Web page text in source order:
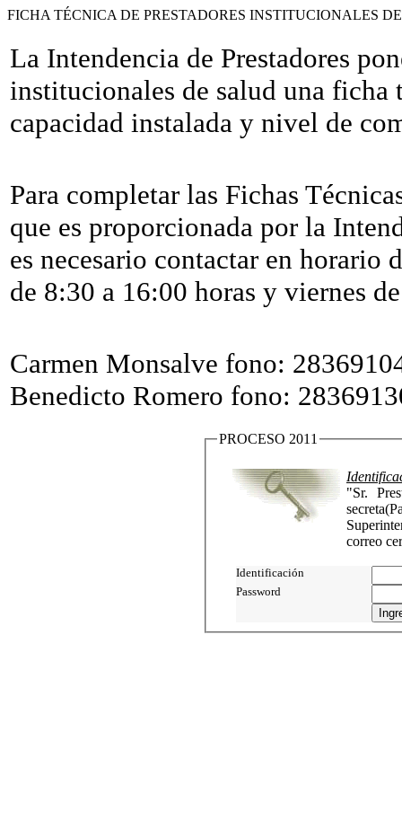
FICHA TÉCNICA DE PRESTADORES INSTITUCIONALES
La Intendencia de Prestadores
institucionales de salud una ficha
capacidad instalada y nivel de
Para completar las Fichas
que es proporcionada por la
es necesario contactar en horario
de 8:30 a 16:00 horas y viernes
Carmen Monsalve fono:
Benedicto Romero fono:
PROCESO 2011
"Sr. Prestador: La
correo
Identificación
Password